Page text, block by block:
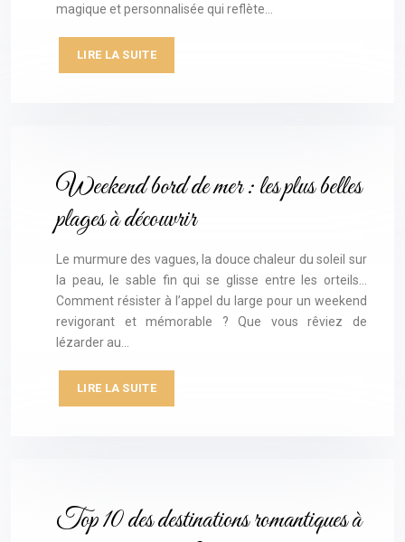
magique et personnalisée qui reflète…
LIRE LA SUITE
Weekend bord de mer : les plus belles
plages à découvrir
Le murmure des vagues, la douce chaleur du soleil sur
la peau, le sable fin qui se glisse entre les orteils…
Comment résister à l’appel du large pour un weekend
revigorant et mémorable ? Que vous rêviez de
lézarder au…
LIRE LA SUITE
Top 10 des destinations romantiques à